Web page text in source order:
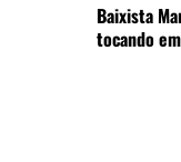
Baixista
tocando